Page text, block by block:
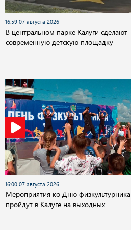
16:59 07 августа 2026
В центральном парке Калуги сделают
современную детскую площадку
16:00 07 августа 2026
Мероприятия ко Дню физкультурника
пройдут в Калуге на выходных